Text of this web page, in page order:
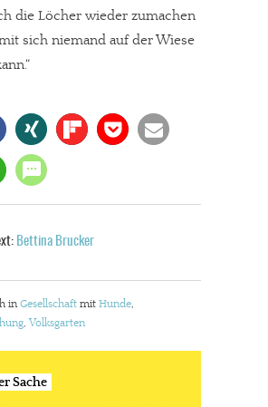
die Löcher wieder zumachen
sich niemand auf der Wiese
Bettina Brucker
in Gesellschaft mit Hunde,
, Volksgarten
Sache